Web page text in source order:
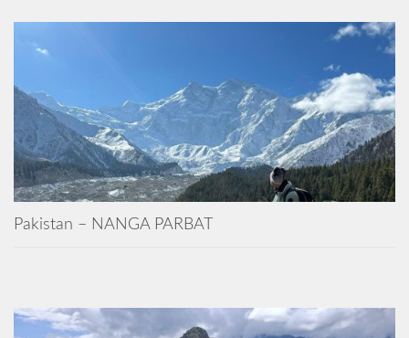
Pakistan – NANGA PARBAT